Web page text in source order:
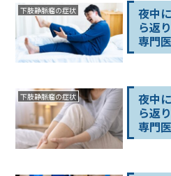
下肢静脈瘤の症状
夜中
ら返
専門
下肢静脈瘤の症状
夜中
ら返
専門